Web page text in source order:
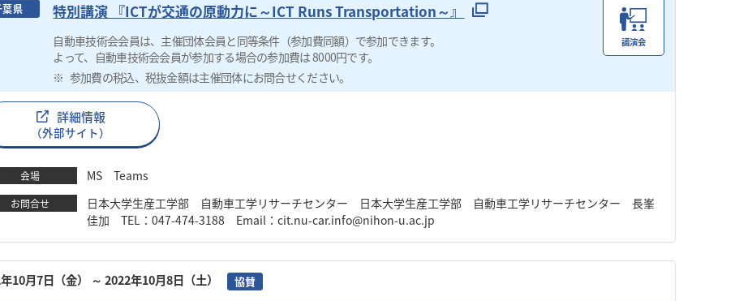
葉県 特別講演 『ICTが交通の原動力に～ICT Runs Transportation～』
自動車技術会会員は、主催団体会員と同等条件（参加費同額）で参加できます。
よって、自動車技術会会員が参加する場合の参加費は 8000円です。
参加費の税込、税抜金額は主催団体にお問合せください。
講演会
詳細情報
（外部サイト）
会場 MS Teams
お問合せ
日本大学生産工学部 自動車工学リサーチセンター 日本大学生産工学部 自動車工学リサーチセンター 長峯
佳加 TEL：047-474-3188 Email：cit.nu-car.info@nihon-u.ac.jp
10月7日（金） ～ 2022年10月8日（土） 協賛